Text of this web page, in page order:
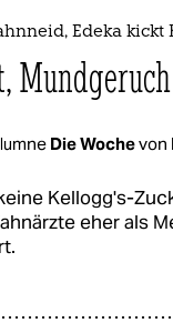
Edeka kickt
Mundgeruch
Die Wochevon
Kellogg's-
eher als